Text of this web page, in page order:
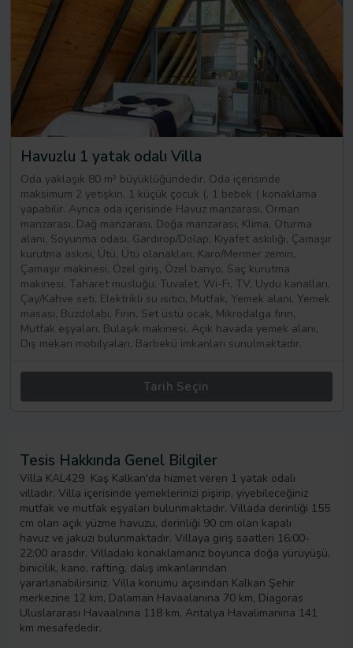
Havuzlu 1 yatak odalı Villa
Oda yaklaşık 80 m² büyüklüğündedir. Oda içerisinde
maksimum 2 yetişkin, 1 küçük çocuk (, 1 bebek ( konaklama
yapabilir. Ayrıca oda içerisinde Havuz manzarası, Orman
manzarası, Dağ manzarası, Doğa manzarası, Klima, Oturma
alanı, Soyunma odası, Gardırop/Dolap, Kıyafet askılığı, Çamaşır
kurutma askısı, Ütü, Ütü olanakları, Karo/Mermer zemin,
Çamaşır makinesi, Özel giriş, Özel banyo, Saç kurutma
makinesi, Taharet musluğu, Tuvalet, Wi-Fi, TV, Uydu kanalları,
Çay/Kahve seti, Elektrikli su ısıtıcı, Mutfak, Yemek alanı, Yemek
masası, Buzdolabı, Fırın, Set üstü ocak, Mikrodalga fırın,
Mutfak eşyaları, Bulaşık makinesi, Açık havada yemek alanı,
Dış mekan mobilyaları, Barbekü imkanları sunulmaktadır.
Tarih Seçin
Tesis Hakkında Genel Bilgiler
Villa KAL429 Kaş Kalkan'da hizmet veren 1 yatak odalı
villadır. Villa içerisinde yemeklerinizi pişirip, yiyebileceğiniz
mutfak ve mutfak eşyaları bulunmaktadır. Villada derinliği 155
cm olan açık yüzme havuzu, derinliği 90 cm olan kapalı
havuz ve jakuzi bulunmaktadır. Villaya giriş saatleri 16:00-
22:00 arasdır. Villadaki konaklamanız boyunca doğa yürüyüşü,
binicilik, kano, rafting, dalış imkanlarından
yararlanabilirsiniz. Villa konumu açısından Kalkan Şehir
merkezine 12 km, Dalaman Havaalanına 70 km, Diagoras
Uluslararası Havaalnına 118 km, Antalya Havalimanına 141
km mesafededir.